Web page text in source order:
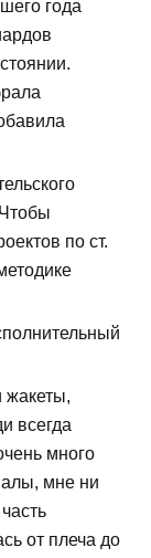
года
по ст.
жакеты,
всегда
много
мне ни
от плеча до